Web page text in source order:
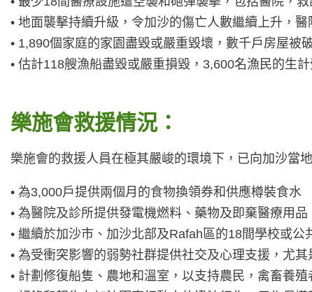
• 地面襲擊持續升級，令加沙的傷亡人數繼續上升，
• 1,890個家庭的家園盡毀或嚴重毀壞，數千戶房屋被
• 估計118艘漁船盡毀或嚴重損毀，3,600名漁民的生
樂施會救援情況：
樂施會的救援人員在極其嚴峻的環境下，已向加沙當
• 為3,000戶提供兩個月的食物換領券和供應樽裝食水
• 為醫院及診所提供發電機燃料、藥物及即棄醫療用品
• 繼續於加沙市、加沙北部及Rafah區的18間學校或
• 為受衝突影響的弱勢社群提供社交及心理支援，尤其
• 計劃修復船隻、農地和溫室，以支持農民，禽畜養